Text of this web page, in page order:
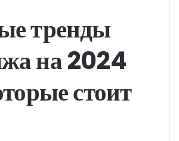
тренды
на 2024
стоит